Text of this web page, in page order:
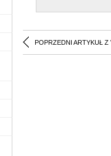
POPRZEDNI ARTYKUŁ Z